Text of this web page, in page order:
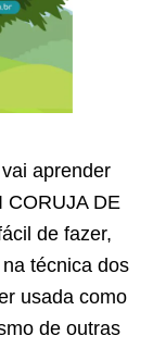
aprender
CORUJA DE
de fazer,
técnica dos
usada como
de outras